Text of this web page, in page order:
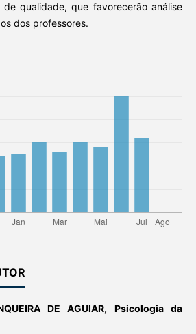
de qualidade, que favorecerão análise
dos professores.
DE AGUIAR, Psicologia da